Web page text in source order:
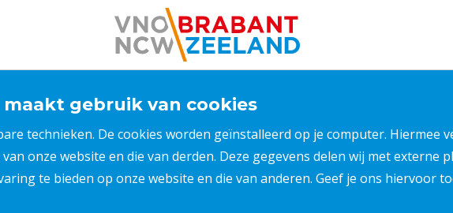
maakt gebruik van cookies
technieken. De cookies worden geïnstalleerd op je computer. Hiermee
onze website en die van derden. Deze gegevens delen wij met externe
te bieden op onze website en die van anderen. Geef je ons hiervoor